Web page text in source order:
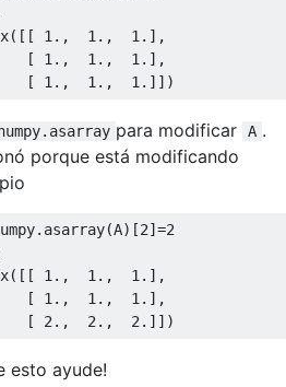
([[ 1. , 1. , 1. ],
[
1. , 1. , 1. ],
[
1. , 1. , 1. ]])
para modificar A .
porque está modificando
. asarray(A)[2]=2
([[ 1. , 1. , 1. ],
[
1. , 1. , 1. ],
[
2. , 2. , 2. ]])
esto ayude!